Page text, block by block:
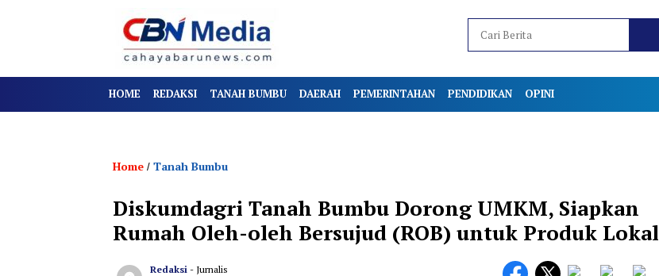
HOME REDAKSI TANAH BUMBU DAERAH PEMERINTAHAN PENDIDIKAN OPINI
Home / Tanah Bumbu
Diskumdagri Tanah Bumbu Dorong UMKM, Siapkan
Rumah Oleh-oleh Bersujud (ROB) untuk Produk Lokal
Redaksi - Jurnalis